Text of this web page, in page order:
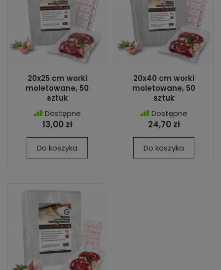
20x25 cm worki
moletowane, 50
sztuk
Dostępne
13,00 zł
Do koszyka
20x40 cm worki
moletowane, 50
sztuk
Dostępne
24,70 zł
Do koszyka